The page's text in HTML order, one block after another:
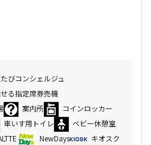
びコンシェルジュ
る指定席券売機
案内所
コインロッカー
車いす用トイレ
ベビー休憩室
NewDays
キオスク